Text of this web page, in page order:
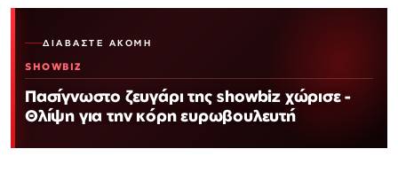
ΔΙΑΒΆΣΤΕ ΑΚΌΜΗ
SHOWBIZ
Πασίγνωστο ζευγάρι της showbiz χώρισε -
Θλίψη για την κόρη ευρωβουλευτή